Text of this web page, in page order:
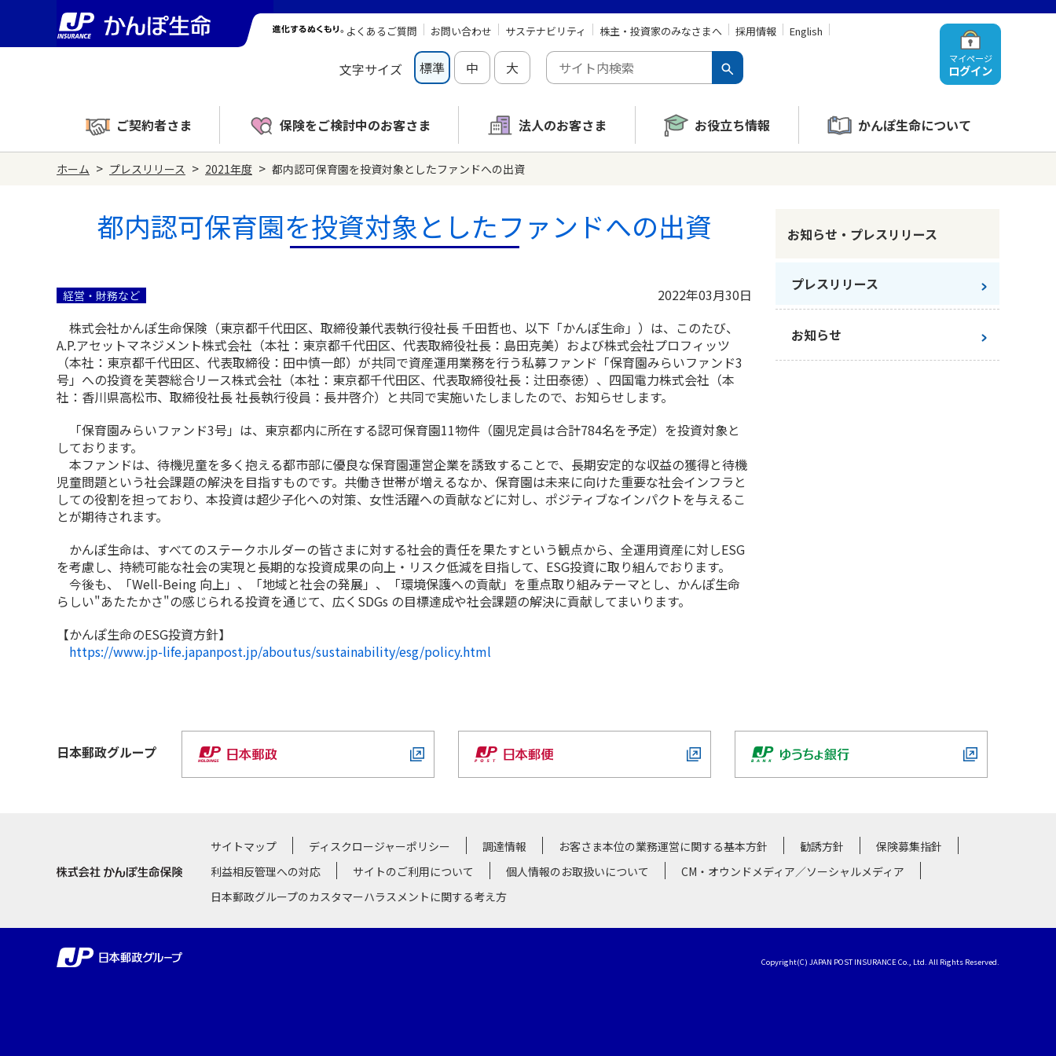
マイページ
ログイン
よくあるご質問 お問い合わせ サステナビリティ 株主・投資家のみなさまへ 採用情報 English
文字サイズ 標準 中 大
ご契約者さま 保険をご検討中のお客さま 法人のお客さま お役立ち情報 かんぽ生命について
ホーム > プレスリリース > 2021年度 > 都内認可保育園を投資対象としたファンドへの出資
都内認可保育園を投資対象としたファンドへの出資
経営・財務など
2022年03月30日
株式会社かんぽ生命保険（東京都千代田区、取締役兼代表執行役社長 千田哲也、以下「かんぽ生命」）は、このたび、
A.P.アセットマネジメント株式会社（本社：東京都千代田区、代表取締役社長：島田克美）および株式会社プロフィッツ
（本社：東京都千代田区、代表取締役：田中慎一郎）が共同で資産運用業務を行う私募ファンド「保育園みらいファンド3
号」への投資を芙蓉総合リース株式会社（本社：東京都千代田区、代表取締役社長：辻田泰徳）、四国電力株式会社（本
社：香川県高松市、取締役社長 社長執行役員：長井啓介）と共同で実施いたしましたので、お知らせします。
「保育園みらいファンド3号」は、東京都内に所在する認可保育園11物件（園児定員は合計784名を予定）を投資対象と
しております。
本ファンドは、待機児童を多く抱える都市部に優良な保育園運営企業を誘致することで、長期安定的な収益の獲得と待機
児童問題という社会課題の解決を目指すものです。共働き世帯が増えるなか、保育園は未来に向けた重要な社会インフラと
しての役割を担っており、本投資は超少子化への対策、女性活躍への貢献などに対し、ポジティブなインパクトを与えるこ
とが期待されます。
かんぽ生命は、すべてのステークホルダーの皆さまに対する社会的責任を果たすという観点から、全運用資産に対しESG
を考慮し、持続可能な社会の実現と長期的な投資成果の向上・リスク低減を目指して、ESG投資に取り組んでおります。
今後も、「Well-Being 向上」、「地域と社会の発展」、「環境保護への貢献」を重点取り組みテーマとし、かんぽ生命
らしい"あたたかさ"の感じられる投資を通じて、広くSDGs の目標達成や社会課題の解決に貢献してまいります。
【かんぽ生命のESG投資方針】
https://www.jp-life.japanpost.jp/aboutus/sustainability/esg/policy.html
お知らせ・プレスリリース
プレスリリース
お知らせ
日本郵政グループ
サイトマップ ディスクロージャーポリシー 調達情報 お客さま本位の業務運営に関する基本方針 勧誘方針
保険募集指針
利益相反管理への対応
サイトのご利用について 個人情報のお取扱いについて
CM・オウンドメディア／ソーシャルメディア
日本郵政グループのカスタマーハラスメントに関する考え方
Copyright(C) JAPAN POST INSURANCE Co., Ltd. All Rights Reserved.